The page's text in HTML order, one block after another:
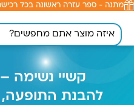
לתוכן
מתנה - ספר עזרה ראשונה בכל
קשיי נשימה
להבנת התופעה,